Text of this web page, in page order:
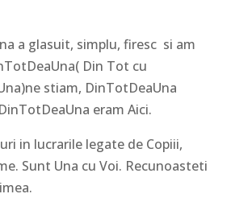
a glasuit, simplu, firesc si am
Din Tot cu
stiam, DinTotDeaUna
eram Aici.
in lucrarile legate de Copiii,
Sunt Una cu Voi. Recunoasteti